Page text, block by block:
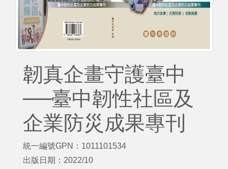
韌真企畫守護臺中
──臺中韌性社區及
企業防災成果專刊
統一編號GPN：1011101534
出版日期：2022/10